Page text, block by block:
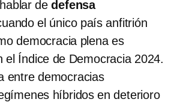
dedefensa
el único país anfitrión
democracia plena es
el Índice de Democracia 2024.
entre democracias
híbridos en deterioro